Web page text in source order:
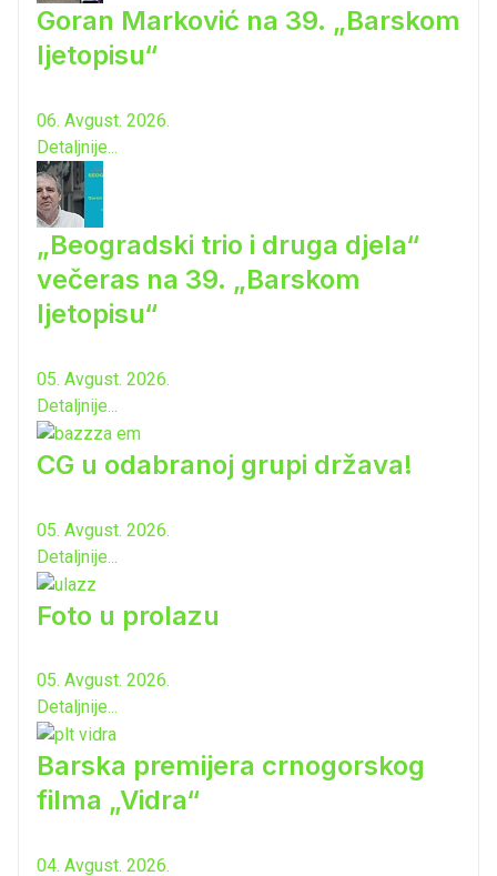
Goran Marković na 39. „Barskom
ljetopisu“
06. Avgust. 2026.
Detaljnije...
„Beogradski trio i druga djela“
večeras na 39. „Barskom
ljetopisu“
05. Avgust. 2026.
Detaljnije...
CG u odabranoj grupi država!
05. Avgust. 2026.
Detaljnije...
Foto u prolazu
05. Avgust. 2026.
Detaljnije...
Barska premijera crnogorskog
filma „Vidra“
04. Avgust. 2026.